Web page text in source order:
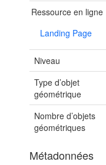
Ressource en ligne
Landing Page
Niveau
Type d’objet
géométrique
Nombre d’objets
géométriques
Métadonnées